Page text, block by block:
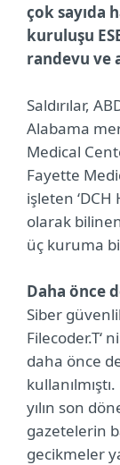
çok sayıda
kuruluşu
randevu ve
Saldırılar,
Alabama
Medical
Fayette
işleten ‘DCH
olarak
üç kuruma
Daha önce
Siber
Filecoder.T‘
daha önce de
yılın son
gazetelerin
gecikmeler